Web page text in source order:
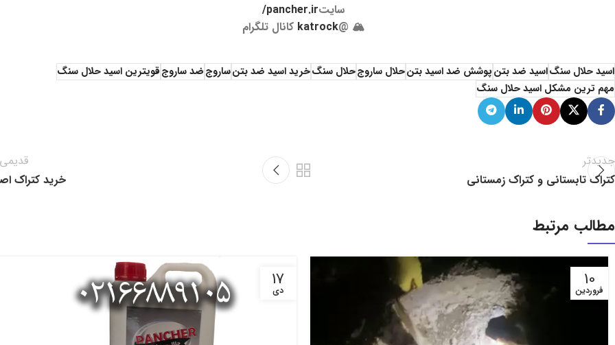
سایتpancher.ir/
🏔 @
katrock کانال تلگرام
اسید حلال سنگاسید ضد بتنپوشش ضد اسید بتنحلال ساروجحلال سنگخرید اسید ضد بتنساروجضد ساروجقویترین اسید حلال سنگ
مهم ترین مشکل اسید حلال سنگ
جدیدتر
کتراک تابستانی و کتراک زمستانی
خرید کتراک
مطالب مرتبط
10
فروردین 17
دی